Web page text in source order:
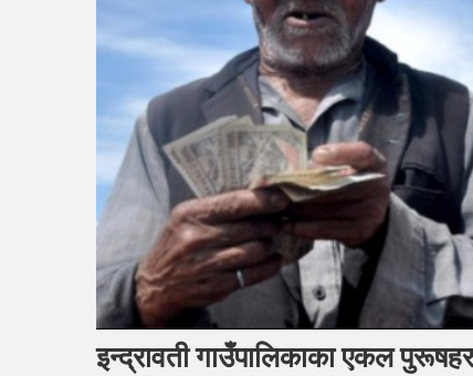
इन्द्रावती गाउँपालिकाका एकल